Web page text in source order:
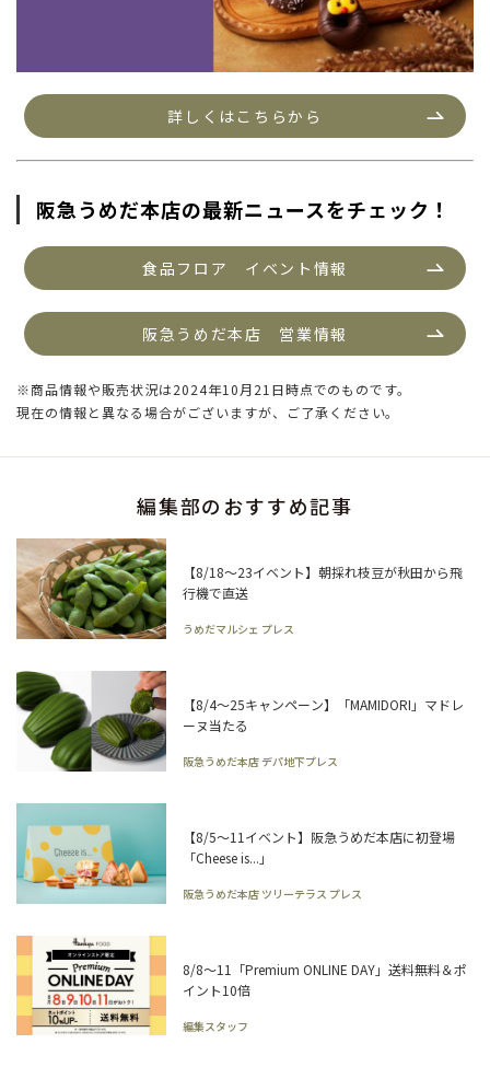
詳しくはこちらから
阪急うめだ本店の最新ニュースをチェック！
食品フロア　イベント情報
阪急うめだ本店　営業情報
※商品情報や販売状況は2024年10月21日時点でのものです。
現在の情報と異なる場合がございますが、ご了承ください。
編集部のおすすめ記事
【8/18～23イベント】朝採れ枝豆が秋田から飛
行機で直送
うめだマルシェ プレス
【8/4～25キャンペーン】「MAMIDORI」マドレ
ーヌ当たる
阪急うめだ本店 デパ地下プレス
【8/5～11イベント】阪急うめだ本店に初登場
「Cheese is...」
阪急うめだ本店 ツリーテラス プレス
8/8～11「Premium ONLINE DAY」送料無料＆ポ
イント10倍
編集スタッフ